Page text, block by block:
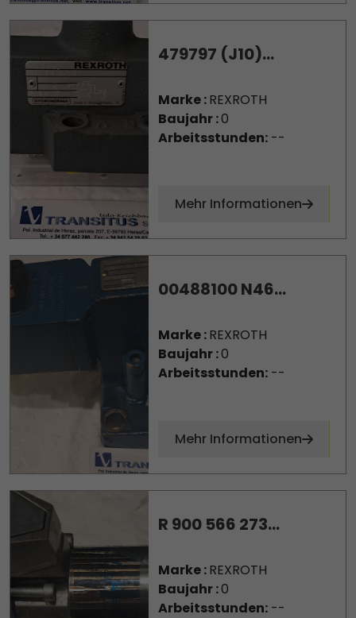
479797 (J10)...
Marke :REXROTH
Baujahr :0
Arbeitsstunden:--
Mehr Informationen
00488100 N46...
Marke :REXROTH
Baujahr :0
Arbeitsstunden:--
Mehr Informationen
R 900 566 273...
Marke :REXROTH
Baujahr :0
Arbeitsstunden:--